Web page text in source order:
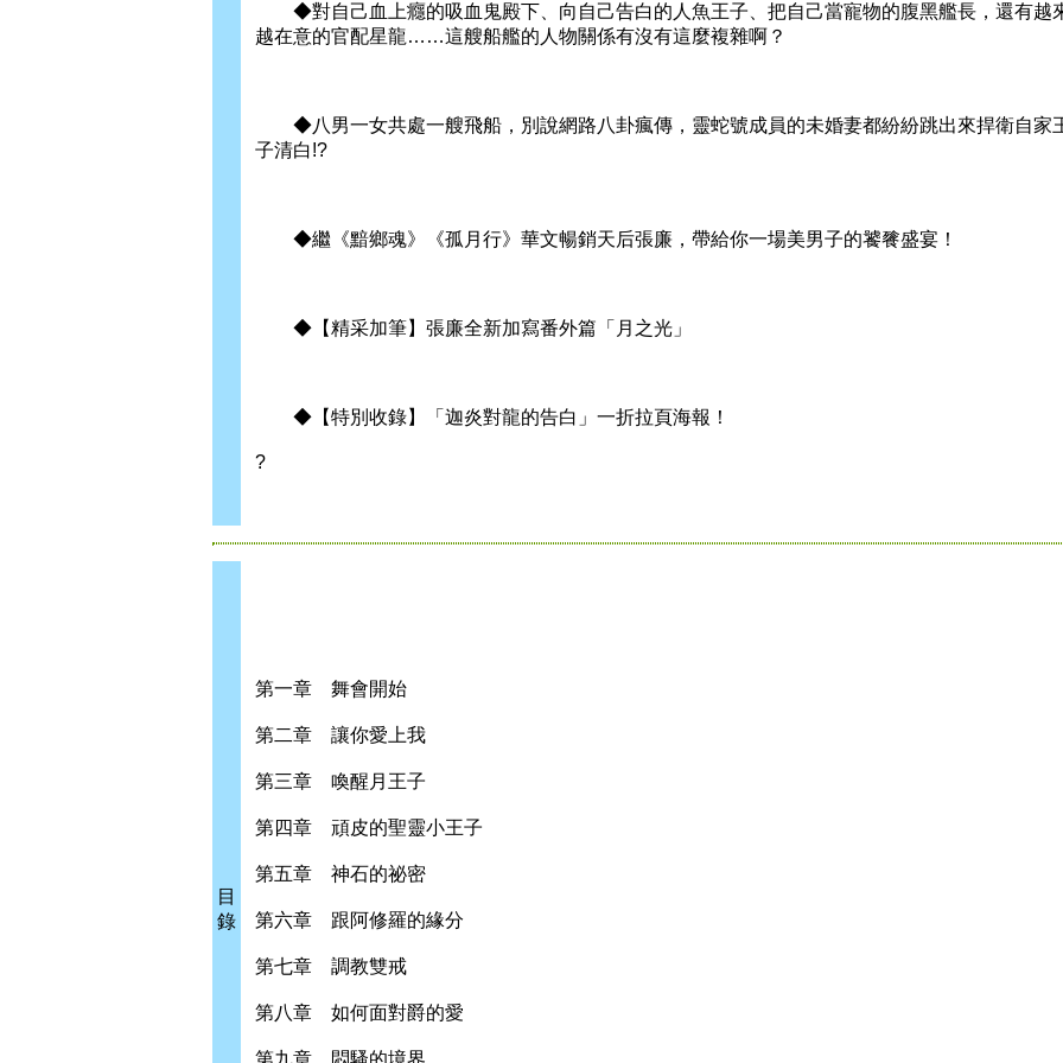
◆對自己血上癮的吸血鬼殿下、向自己告白的人魚王子、把自己當寵物的腹黑艦長，還有越
越在意的官配星龍……這艘船艦的人物關係有沒有這麼複雜啊？
◆八男一女共處一艘飛船，別說網路八卦瘋傳，靈蛇號成員的未婚妻都紛紛跳出來捍衛自家
子清白!?
◆繼《黯鄉魂》《孤月行》華文暢銷天后張廉，帶給你一場美男子的饕餮盛宴！
◆【精采加筆】張廉全新加寫番外篇「月之光」
◆【特別收錄】「迦炎對龍的告白」一折拉頁海報！
?
目
錄
第一章 舞會開始
第二章 讓你愛上我
第三章 喚醒月王子
第四章 頑皮的聖靈小王子
第五章 神石的祕密
第六章 跟阿修羅的緣分
第七章 調教雙戒
第八章 如何面對爵的愛
第九章 悶騷的境界